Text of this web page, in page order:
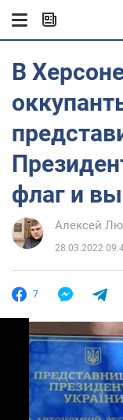
В
флаг и
Алексей
28.03.2022
7